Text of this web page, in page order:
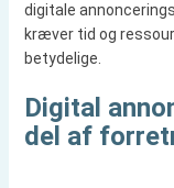
digitale
kræver tid og
betydelige.
Digital
del af